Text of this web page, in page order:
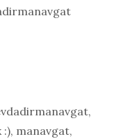
,
:), manavgat,